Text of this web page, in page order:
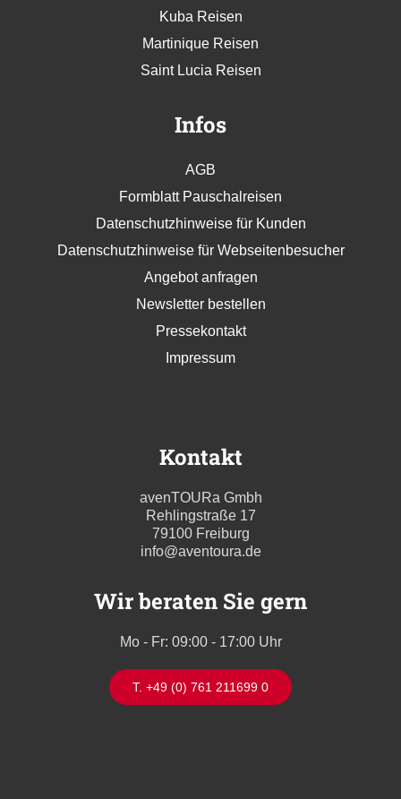
Kuba Reisen
Martinique Reisen
Saint Lucia Reisen
Infos
AGB
Formblatt Pauschalreisen
Datenschutzhinweise für Kunden
Datenschutzhinweise für Webseitenbesucher
Angebot anfragen
Newsletter bestellen
Pressekontakt
Impressum
Kontakt
avenTOURa Gmbh
Rehlingstraße 17
79100 Freiburg
info@aventoura.de
Wir beraten Sie gern
Mo - Fr: 09:00 - 17:00 Uhr
T. +49 (0) 761 211699 0